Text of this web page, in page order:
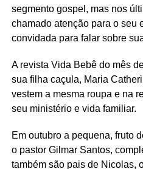
segmento gospel, mas nos
chamado atenção para o seu
convidada para falar sobre
A revista Vida Bebê do mês
sua filha caçula, Maria
vestem a mesma roupa e na
seu ministério e vida familiar.
Em outubro a pequena, fruto
o pastor Gilmar Santos,
também são pais de Nicolas,